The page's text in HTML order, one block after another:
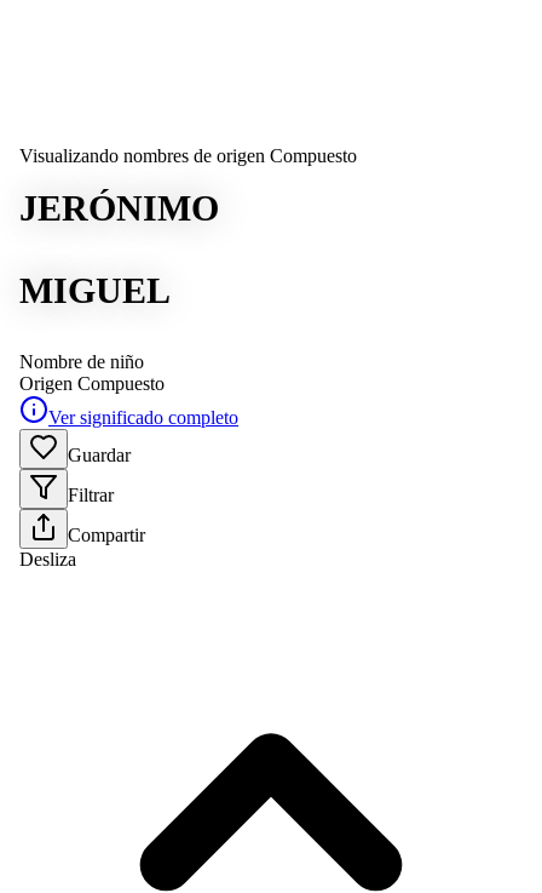
Visualizando nombres de origen Compuesto
JERÓNIMO
MIGUEL
Nombre de niño
Origen Compuesto
Ver significado completo
Guardar
Filtrar
Compartir
Desliza